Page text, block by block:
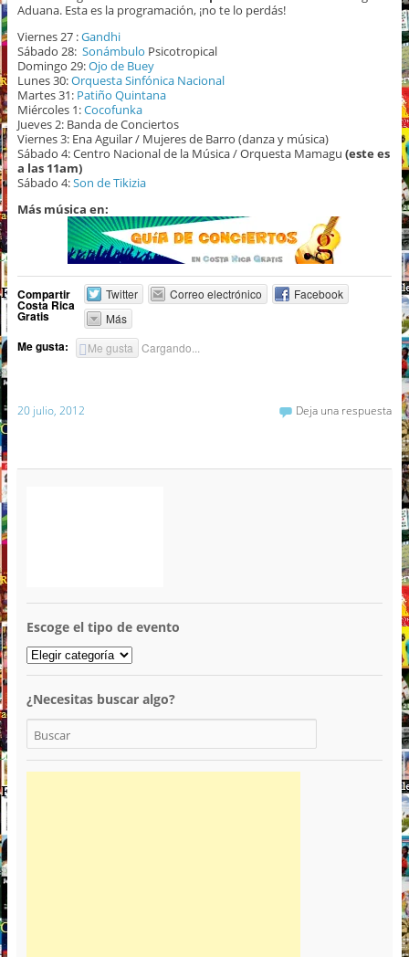
Aduana. Esta es la programación, ¡no te lo perdás!
Viernes 27 :Gandhi
Sábado 28: Sonámbulo Psicotropical
Domingo 29:Ojo de Buey
Lunes 30:Orquesta Sinfónica Nacional
Martes 31: Patiño Quintana
Miércoles 1:Cocofunka
Jueves 2: Banda de Conciertos
Viernes 3: Ena Aguilar / Mujeres de Barro (danza y música)
Sábado 4: Centro Nacional de la Música / Orquesta Mamagu (este es
a las 11am)
Sábado 4:Son de Tikizia
Más música en:
Compartir
Costa Rica
Gratis
Twitter Correo electrónico
Facebook
Más
Me gusta: Me gusta Cargando...
20 julio, 2012 Deja una respuesta
Escoge el tipo de evento
¿Necesitas buscar algo?